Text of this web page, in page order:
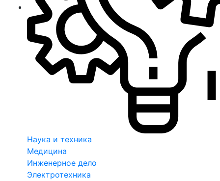
Наука и техника
Медицина
Инженерное дело
Электротехника